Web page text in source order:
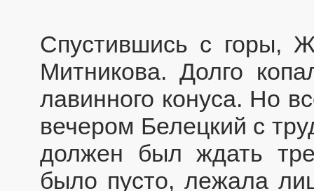
Спустившись с горы,
Митникова. Долго
лавинного конуса. Но
вечером Белецкий с
должен был ждать
было пусто, лежала